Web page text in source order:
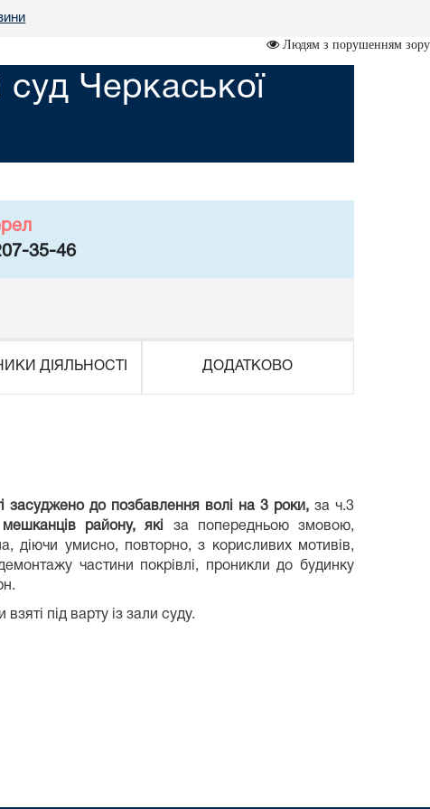
Людям з порушенням зору
Черкаської
35-46
ДІЯЛЬНОСТІ ДОДАТКОВО
засуджено до позбавлення волі на 3 роки,за ч.3
району, які за попередньою змовою,
діючи умисно, повторно, з корисливих мотивів,
частини покрівлі, проникли до будинку
під варту із зали суду.